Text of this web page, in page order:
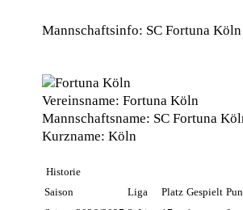
Mannschaftsinfo: SC Fortuna
Vereinsname: Fortuna Köln
Mannschaftsname: SC Fortuna
Kurzname: Köln
Historie
Saison
Liga Platz Gespielt